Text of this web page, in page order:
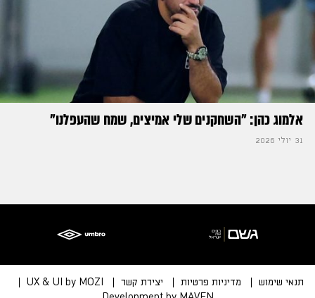
אלמוג כהן: "השחקנים שלי אמיצים, שמח שהעפלנו"
31 יולי 2026
תנאי שימוש מדיניות פרטיות יצירת קשר
UX & UI by MOZI